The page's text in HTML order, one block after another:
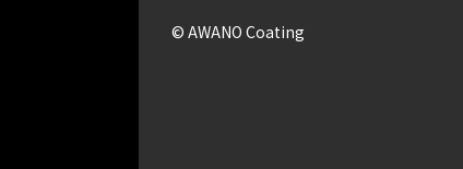
© AWANO Coating